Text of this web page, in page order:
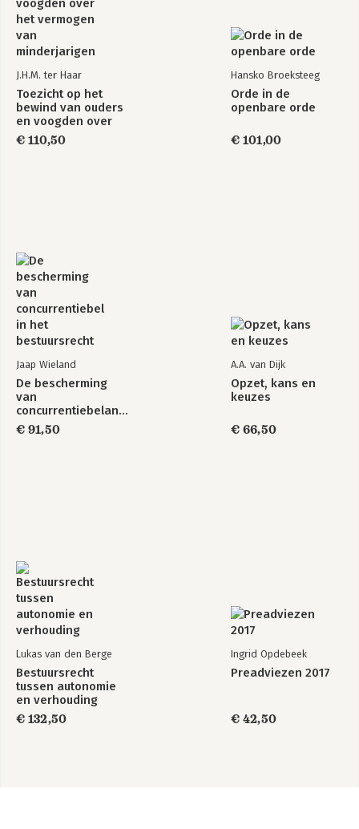
J.H.M. ter Haar
Toezicht op het
bewind van ouders
en voogden over
het vermogen van
minderjarigen
€ 110,50
Hansko Broeksteeg
Orde in de
openbare orde
€ 101,00
Jaap Wieland
De bescherming
van
concurrentiebelangen
in het
bestuursrecht
€ 91,50
A.A. van Dijk
Opzet, kans en
keuzes
€ 66,50
Lukas van den Berge
Bestuursrecht
tussen autonomie
en verhouding
€ 132,50
Ingrid Opdebeek
Preadviezen 2017
€ 42,50